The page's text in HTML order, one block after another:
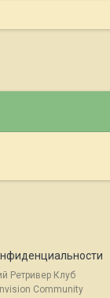
Ретривер Клуб
Community